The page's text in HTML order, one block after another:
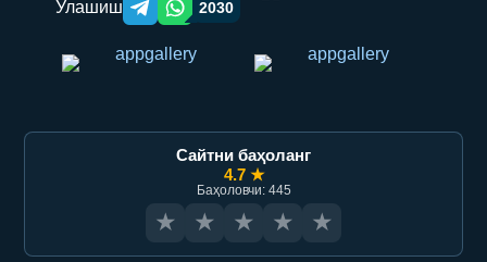
Улашиш Telegram orqali ulashish
WhatsApp orqali ulashish
2030
Сайтни баҳоланг
4.7 ★
Баҳоловчи: 445
★ ★ ★ ★ ★